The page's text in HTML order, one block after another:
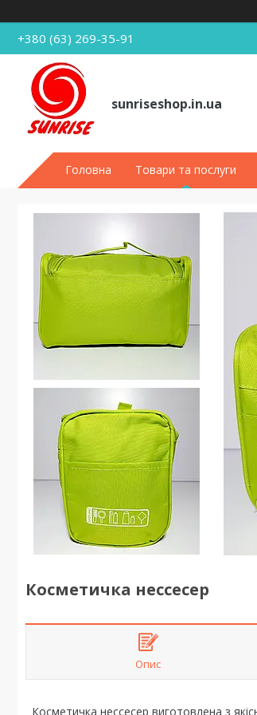
+380 (63) 269-35-91
sunriseshop.in.ua
Головна Товари та послуги
Косметичка нессесер
Опис
Косметичка нессесер виготовлена з